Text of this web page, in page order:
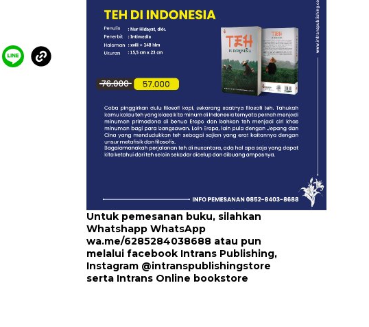
Untuk pemesanan buku, silahkan
Whatshapp WhatsApp
wa.me/6285284038688 atau pun
melalui facebook Intrans Publishing,
Instagram @intranspublishingstore
serta Intrans Online bookstore